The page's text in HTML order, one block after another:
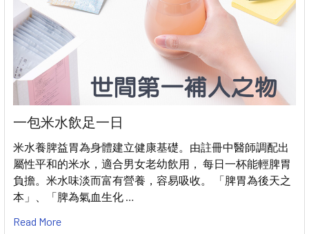
一包米水飲足一日
米水養脾益胃為身體建立健康基礎。由註冊中醫師調配出
屬性平和的米水，適合男女老幼飲用， 每日一杯能輕脾胃
負擔。米水味淡而富有營養，容易吸收。 「脾胃為後天之
本」、「脾為氣血生化 …
Read More